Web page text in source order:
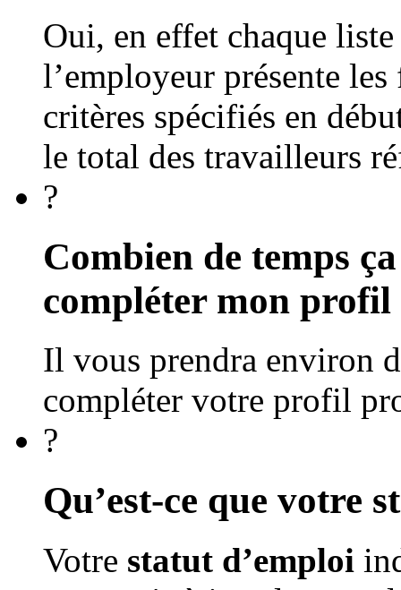
Oui, en effet chaque
l’employeur présente
critères spécifiés en
le total des travailleurs
?
Combien de temps
compléter mon
Il vous prendra environ
compléter votre profil
?
Qu’est-ce que votre
Votre statut d’emploi